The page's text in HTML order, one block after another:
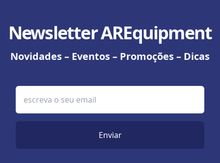
Newsletter AREquipment
Novidades – Eventos – Promoções – Dicas
Enviar